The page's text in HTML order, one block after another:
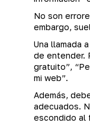
No son
embargo,
Una llamada
de entender.
gratuito”,
mi web”.
Además,
adecuados.
escondido al